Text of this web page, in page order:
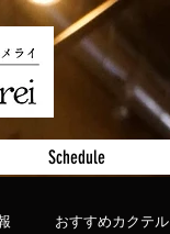
Schedule
おすすめカクテル